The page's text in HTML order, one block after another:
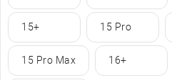
15+ 15 Pro
15 Pro Max 16+